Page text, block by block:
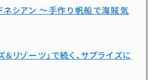
ネシアン ～手作り帆船で海賊気
＆リゾーツ」で続く、サプライズに